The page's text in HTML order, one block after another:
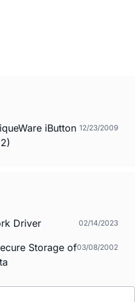
iButton 12/23/2009
Driver 02/14/2023
Storage of03/08/2002